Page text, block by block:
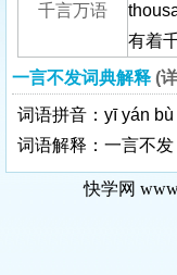
千言万语
有着
一言不发词典解释 (
词语拼音：yī yán bù
词语解释：一言不发
快学网